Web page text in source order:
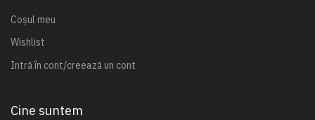
Coșul meu
Wishlist
Intră în cont/creează un cont
Cine suntem